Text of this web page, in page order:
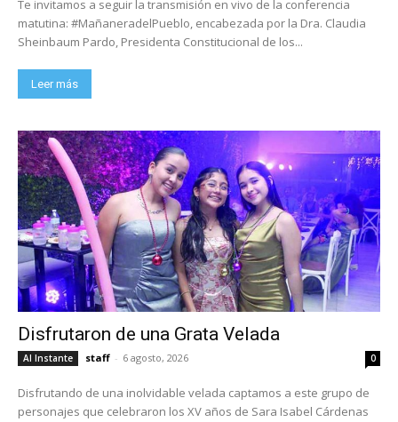
Te invitamos a seguir la transmisión en vivo de la conferencia
matutina: #MañaneradelPueblo, encabezada por la Dra. Claudia
Sheinbaum Pardo, Presidenta Constitucional de los...
Leer más
Disfrutaron de una Grata Velada
Al Instante staff - 6 agosto, 2026 0
Disfrutando de una inolvidable velada captamos a este grupo de
personajes que celebraron los XV años de Sara Isabel Cárdenas